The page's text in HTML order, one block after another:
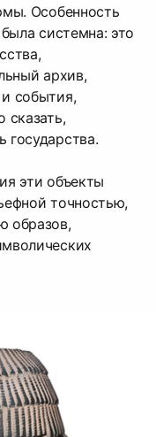
Особенность
системна: это
архив,
события,
сказать,
государства.
эти объекты
точностью,
образов,